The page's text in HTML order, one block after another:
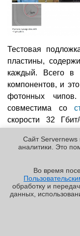
«Графиня»: как
Тестовая
пластины,
каждый. Всего в
компонентов, и
фотонных
совместима со
скорости 32
этот показатель
Сайт Servernews
аналитики. Это
Во время
обработку и
данных,